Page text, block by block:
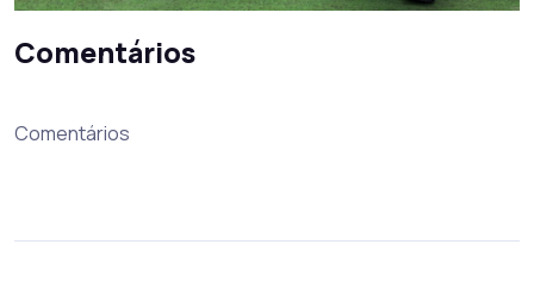
Comentários
Comentários